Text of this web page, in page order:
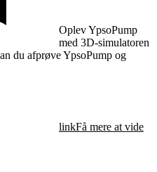
Oplev YpsoPump
med 3D-simulatoren
du afprøve YpsoPump og
linkFå mere at vide